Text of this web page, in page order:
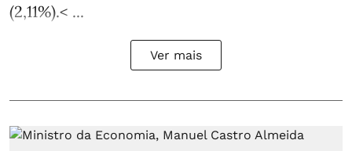
(2,11%).< ...
Ver mais